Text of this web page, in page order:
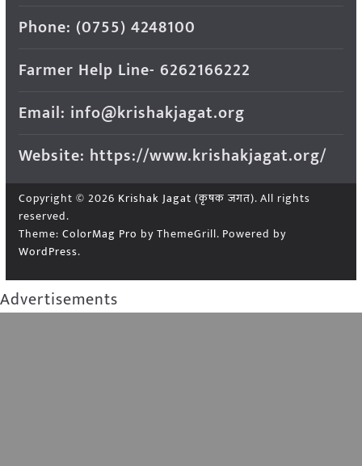
Phone: (0755) 4248100
Farmer Help Line- 6262166222
Email: info@krishakjagat.org
Website: https://www.krishakjagat.org/
Copyright © 2026 Krishak Jagat (कृषक जगत). All rights
reserved.
Theme: ColorMag Pro by ThemeGrill. Powered by
WordPress.
Advertisements